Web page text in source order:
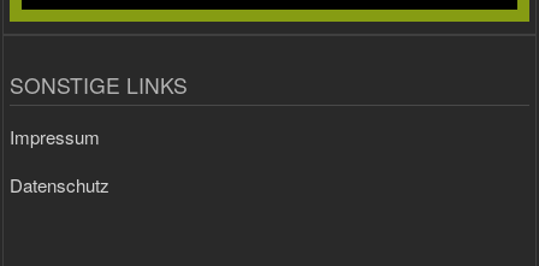
SONSTIGE LINKS
Impressum
Datenschutz